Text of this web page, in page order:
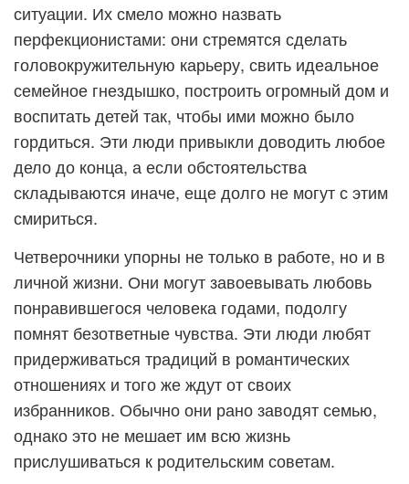
ситуации. Их смело можно назвать
перфекционистами: они стремятся сделать
головокружительную карьеру, свить идеальное
семейное гнездышко, построить огромный дом и
воспитать детей так, чтобы ими можно было
гордиться. Эти люди привыкли доводить любое
дело до конца, а если обстоятельства
складываются иначе, еще долго не могут с этим
смириться.
Четверочники упорны не только в работе, но и в
личной жизни. Они могут завоевывать любовь
понравившегося человека годами, подолгу
помнят безответные чувства. Эти люди любят
придерживаться традиций в романтических
отношениях и того же ждут от своих
избранников. Обычно они рано заводят семью,
однако это не мешает им всю жизнь
прислушиваться к родительским советам.